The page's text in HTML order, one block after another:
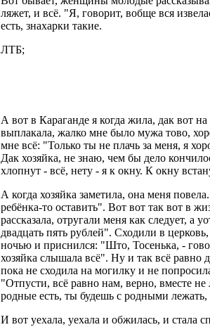
ляжет, и всё. "Я, говорит, вобще вся
есть, знахарки такие.
ЛТБ;
А вот в Караганде я когда жила, дак вот
выплакала, жалко мне было мужа тово,
мне всё: "Только ты не плачь за меня, я
Дак хозяйка, не знаю, чем бы дело
хлопнут - всё, нету - я к окну. К окну
А когда хозяйка заметила, она меня
ребёнка-то оставить". Вот вот так вот в
рассказала, отругали меня как следует,
двадцать пять рублей". Сходили в
ночью и приснился: "Што, Тосенька, -
хозяйка слышала всё". Ну и так всё равно
пока не сходила на могилку и не
"Отпусти, всё равно нам, верно, вместе не
родные есть, ты будешь с родными
И вот уехала, уехала и обжилась, и стала